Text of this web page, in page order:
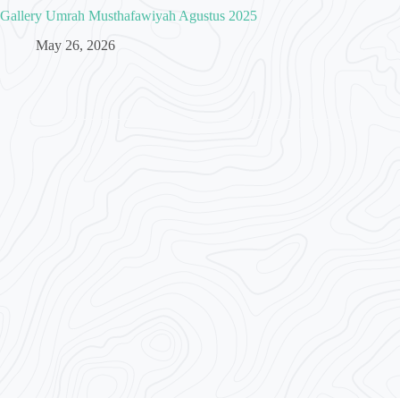
Gallery Umrah Musthafawiyah Agustus 2025
May 26, 2026